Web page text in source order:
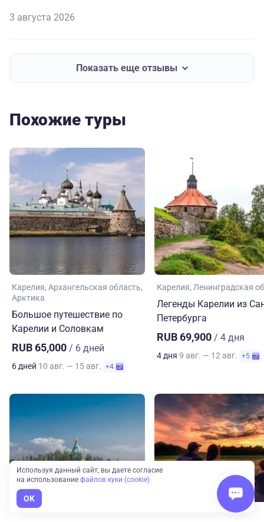
3 августа 2026
Показать еще отзывы
Похожие туры
Карелия Архангельская область
Арктика
Большое путешествие по
Карелии и Соловкам
RUB 65,000 / 6 дней
6 дней 10 авг. — 15 авг. +4
Карелия Ленинградская
Легенды Карелии из
Петербурга
RUB 69,900 / 4 дня
4 дня 9 авг. — 12 авг. +5
Карелия Отдых с детьми
Используя данный сайт, вы даете согласие
на использование файлов куки (cookie)
OK